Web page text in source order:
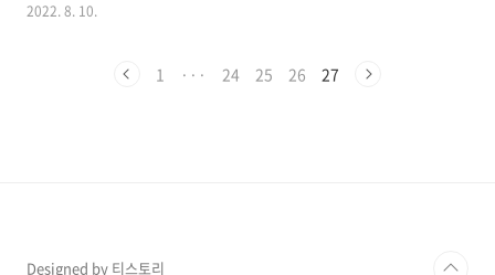
됩니다. 광고를 쉽게 이야기하면 인터넷 뉴스나 , 블로그 중간중간 광고
이 경험을 할 것입니다. 너무 많은 광고가 뜨면 바로 끄게 되는 경우도 있
2022. 8. 10.
1 ··· 24 25 26 27
Designed by 티스토리